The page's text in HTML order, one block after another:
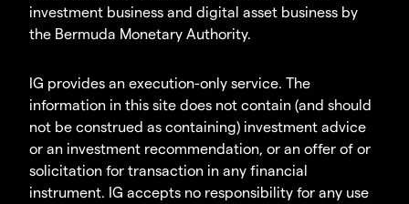
investment business and digital asset business by
the Bermuda Monetary Authority.
IG provides an execution-only service. The
information in this site does not contain (and should
not be construed as containing) investment advice
or an investment recommendation, or an offer of or
solicitation for transaction in any financial
instrument. IG accepts no responsibility for any use